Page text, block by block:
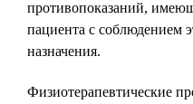
противопоказаний,
пациента с соблюдением
назначения.
Физиотерапевтические